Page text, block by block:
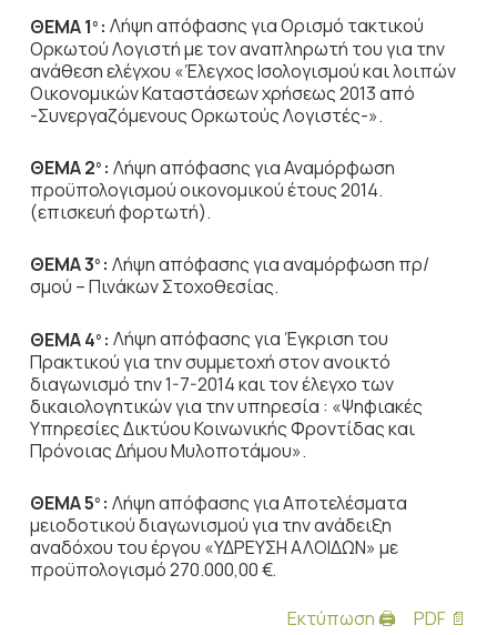
ΘΕΜΑ 1 ο : Λήψη απόφασης για Ορισμό τακτικού
Ορκωτού Λογιστή με τον αναπληρωτή του για την
ανάθεση ελέγχου «Έλεγχος Ισολογισμού και λοιπών
Οικονομικών Καταστάσεων χρήσεως 2013 από
-Συνεργαζόμενους Ορκωτούς Λογιστές-».
ΘΕΜΑ 2ο : Λήψη απόφασης για Αναμόρφωση
προϋπολογισμού οικονομικού έτους 2014.
(επισκευή φορτωτή).
ΘΕΜΑ 3ο : Λήψη απόφασης για αναμόρφωση πρ/
σμού – Πινάκων Στοχοθεσίας.
ΘΕΜΑ 4ο : Λήψη απόφασης για Έγκριση του
Πρακτικού για την συμμετοχή στον ανοικτό
διαγωνισμό την 1-7-2014 και τον έλεγχο των
δικαιολογητικών για την υπηρεσία : «Ψηφιακές
Υπηρεσίες Δικτύου Κοινωνικής Φροντίδας και
Πρόνοιας Δήμου Μυλοποτάμου».
ΘΕΜΑ 5ο : Λήψη απόφασης για Αποτελέσματα
μειοδοτικού διαγωνισμού για την ανάδειξη
αναδόχου του έργου «ΥΔΡΕΥΣΗ ΑΛΟΙΔΩΝ» με
προϋπολογισμό 270.000,00 €.
Εκτύπωση 🖨
PDF 📄